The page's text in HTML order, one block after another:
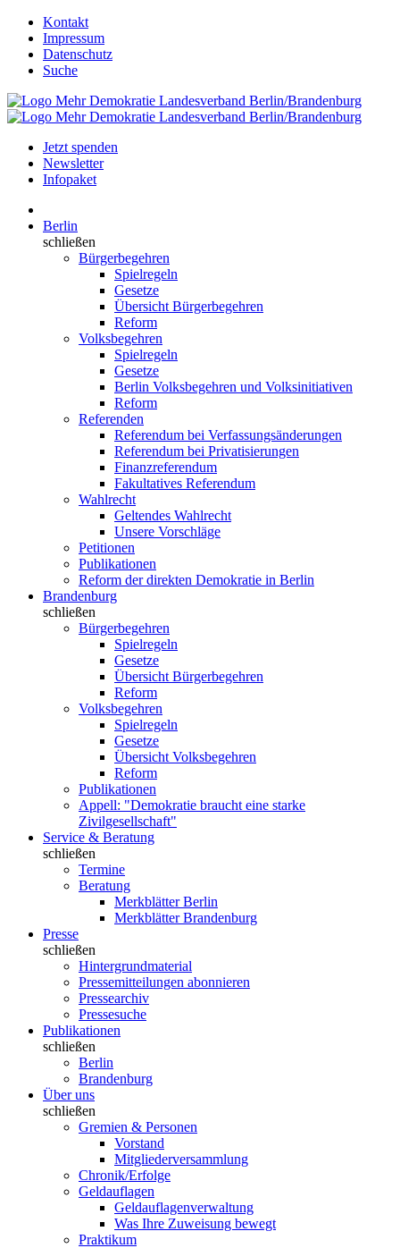
Kontakt
Impressum
Datenschutz
Suche
Jetzt spenden
Newsletter
Infopaket
Berlin
schließen
Bürgerbegehren
Spielregeln
Gesetze
Übersicht Bürgerbegehren
Reform
Volksbegehren
Spielregeln
Gesetze
Berlin Volksbegehren und Volksinitiativen
Reform
Referenden
Referendum bei Verfassungsänderungen
Referendum bei Privatisierungen
Finanzreferendum
Fakultatives Referendum
Wahlrecht
Geltendes Wahlrecht
Unsere Vorschläge
Petitionen
Publikationen
Reform der direkten Demokratie in Berlin
Brandenburg
schließen
Bürgerbegehren
Spielregeln
Gesetze
Übersicht Bürgerbegehren
Reform
Volksbegehren
Spielregeln
Gesetze
Übersicht Volksbegehren
Reform
Publikationen
Appell: "Demokratie braucht eine starke
Zivilgesellschaft"
Service & Beratung
schließen
Termine
Beratung
Merkblätter Berlin
Merkblätter Brandenburg
Presse
schließen
Hintergrundmaterial
Pressemitteilungen abonnieren
Pressearchiv
Pressesuche
Publikationen
schließen
Berlin
Brandenburg
Über uns
schließen
Gremien & Personen
Vorstand
Mitgliederversammlung
Chronik/Erfolge
Geldauflagen
Geldauflagenverwaltung
Was Ihre Zuweisung bewegt
Praktikum